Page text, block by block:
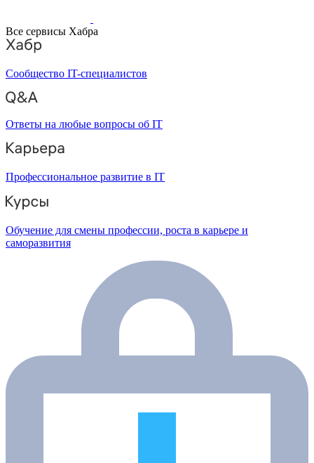
Все сервисы Хабра
Сообщество IT-специалистов
Ответы на любые вопросы об IT
Профессиональное развитие в IT
Обучение для смены профессии, роста в карьере и
саморазвития